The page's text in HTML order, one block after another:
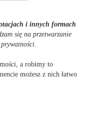
i innych formach
się na przetwarzanie
.
a robimy to
możesz z nich łatwo